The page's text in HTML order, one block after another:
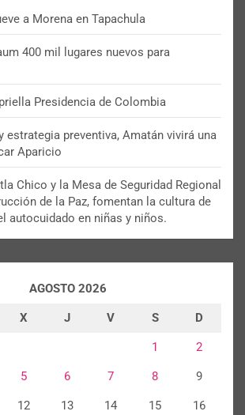
a Morena en Tapachula
400 mil lugares nuevos para
Presidencia de Colombia
estrategia preventiva, Amatán vivirá una
Aparicio
Chico y la Mesa de Seguridad Regional
de la Paz, fomentan la cultura de
autocuidado en niñas y niños.
AGOSTO 2026
X J V S D
1 2
5 6 7 8 9
12 13 14 15 16